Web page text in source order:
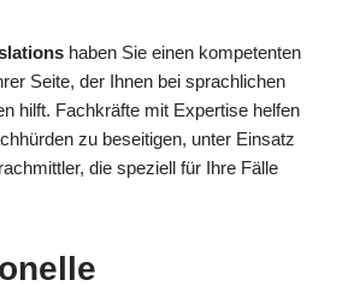
haben Sie einen kompetenten
Seite, der Ihnen bei sprachlichen
hilft. Fachkräfte mit Expertise helfen
zu beseitigen, unter Einsatz
die speziell für Ihre Fälle